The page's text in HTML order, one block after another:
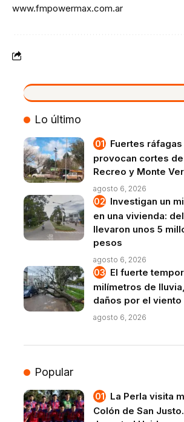
www.fmpowermax.com.ar
VIVO
Lo último
Fuertes
provocan cortes
Recreo y Monte
agosto 6, 2026
Investigan un
en una vivienda:
llevaron unos 5
pesos
agosto 6, 2026
El fuerte
milímetros de
daños por el viento
agosto 6, 2026
Popular
La Perla visita
Colón de San